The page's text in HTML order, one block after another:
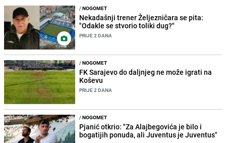
/NOGOMET
Nekadašnji trener Željezničara se pita:
"Odakle se stvorio toliki dug?"
PRIJE 2 DANA
/NOGOMET
FK Sarajevo do daljnjeg ne može igrati na
Koševu
PRIJE 2 DANA
/NOGOMET
Pjanić otkrio: "Za Alajbegovića je bilo i
bogatijih ponuda, ali Juventus je Juventus"